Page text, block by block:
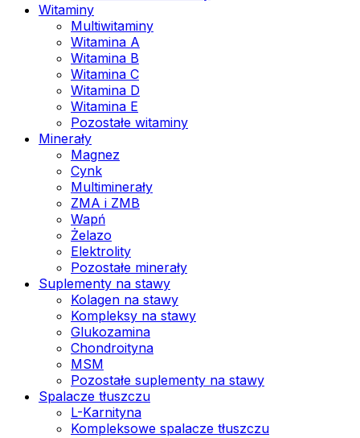
Witaminy
Multiwitaminy
Witamina A
Witamina B
Witamina C
Witamina D
Witamina E
Pozostałe witaminy
Minerały
Magnez
Cynk
Multiminerały
ZMA i ZMB
Wapń
Żelazo
Elektrolity
Pozostałe minerały
Suplementy na stawy
Kolagen na stawy
Kompleksy na stawy
Glukozamina
Chondroityna
MSM
Pozostałe suplementy na stawy
Spalacze tłuszczu
L-Karnityna
Kompleksowe spalacze tłuszczu